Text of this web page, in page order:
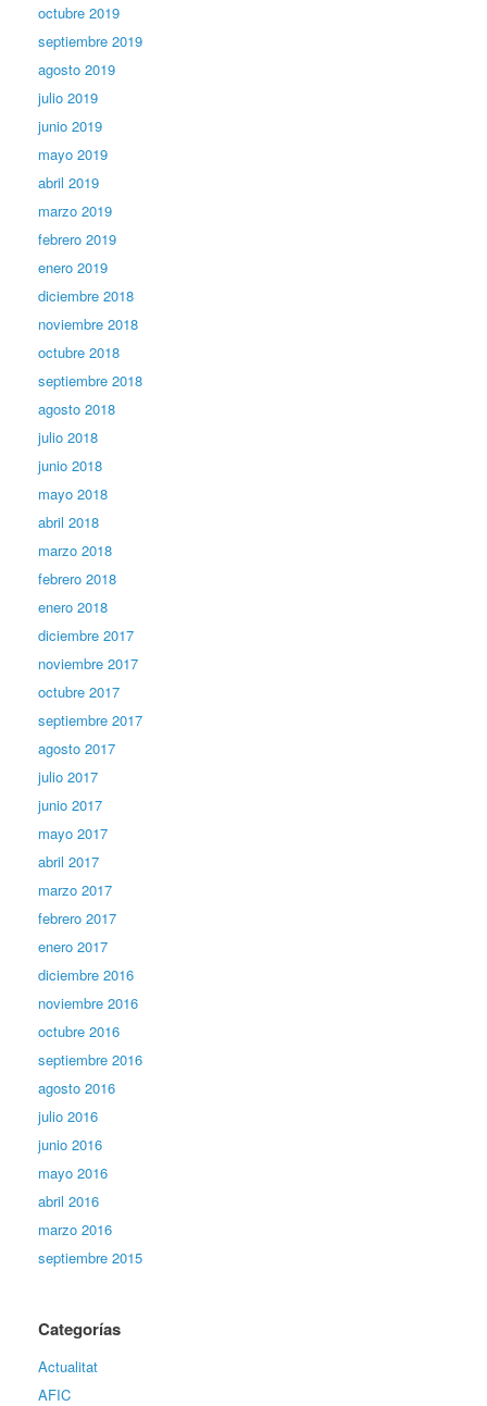
octubre 2019
septiembre 2019
agosto 2019
julio 2019
junio 2019
mayo 2019
abril 2019
marzo 2019
febrero 2019
enero 2019
diciembre 2018
noviembre 2018
octubre 2018
septiembre 2018
agosto 2018
julio 2018
junio 2018
mayo 2018
abril 2018
marzo 2018
febrero 2018
enero 2018
diciembre 2017
noviembre 2017
octubre 2017
septiembre 2017
agosto 2017
julio 2017
junio 2017
mayo 2017
abril 2017
marzo 2017
febrero 2017
enero 2017
diciembre 2016
noviembre 2016
octubre 2016
septiembre 2016
agosto 2016
julio 2016
junio 2016
mayo 2016
abril 2016
marzo 2016
septiembre 2015
Categorías
Actualitat
AFIC